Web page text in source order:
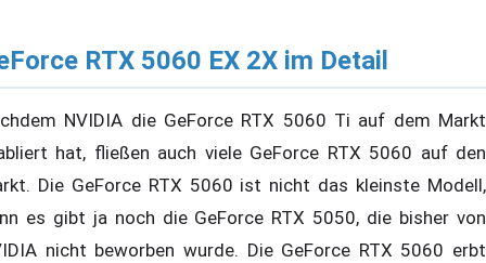
RTX 5060 EX 2X im Detail
NVIDIA die GeForce RTX 5060 Ti auf dem Markt
hat, fließen auch viele GeForce RTX 5060 auf den
Die GeForce RTX 5060 ist nicht das kleinste Modell,
es gibt ja noch die GeForce RTX 5050, die bisher von
nicht beworben wurde. Die GeForce RTX 5060 erbt